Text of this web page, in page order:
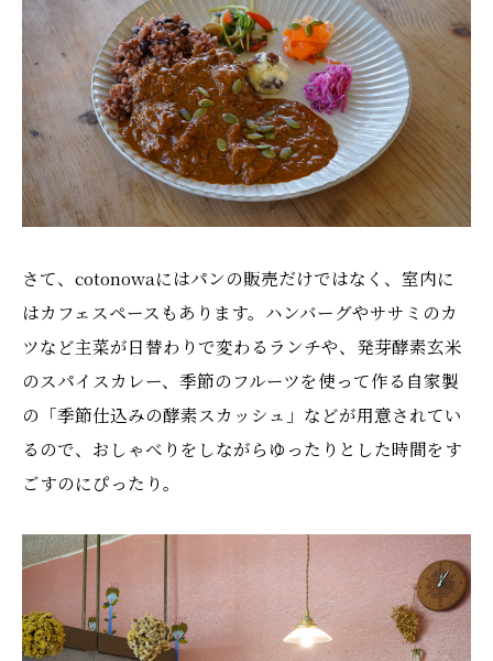
さて、cotonowaにはパンの販売だけではなく、室内に
はカフェスペースもあります。ハンバーグやササミのカ
ツなど主菜が日替わりで変わるランチや、発芽酵素玄米
のスパイスカレー、季節のフルーツを使って作る自家製
の「季節仕込みの酵素スカッシュ」などが用意されてい
るので、おしゃべりをしながらゆったりとした時間をす
ごすのにぴったり。